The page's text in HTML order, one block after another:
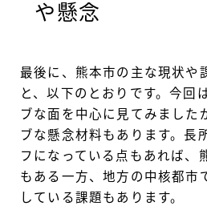
や懸念
最後に、熊本市の主な現状や
と、以下のとおりです。今回
ブな面を中心に見てみました
ブな懸念材料もあります。長
フになっている点もあれば、
もある一方、地方の中核都市
している課題もあります。